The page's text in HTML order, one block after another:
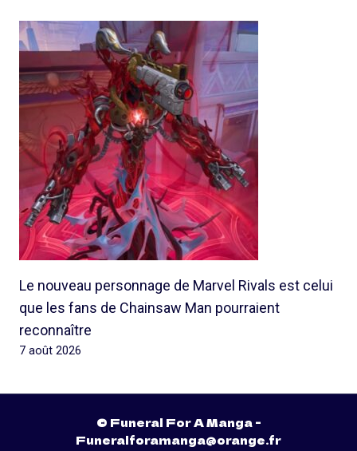
Le nouveau personnage de Marvel Rivals est celui
que les fans de Chainsaw Man pourraient
reconnaître
7 août 2026
© Funeral For A Manga -
Funeralforamanga@orange.fr